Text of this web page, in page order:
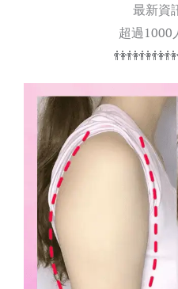
最新資
超過1000
👫👫👫👫👫